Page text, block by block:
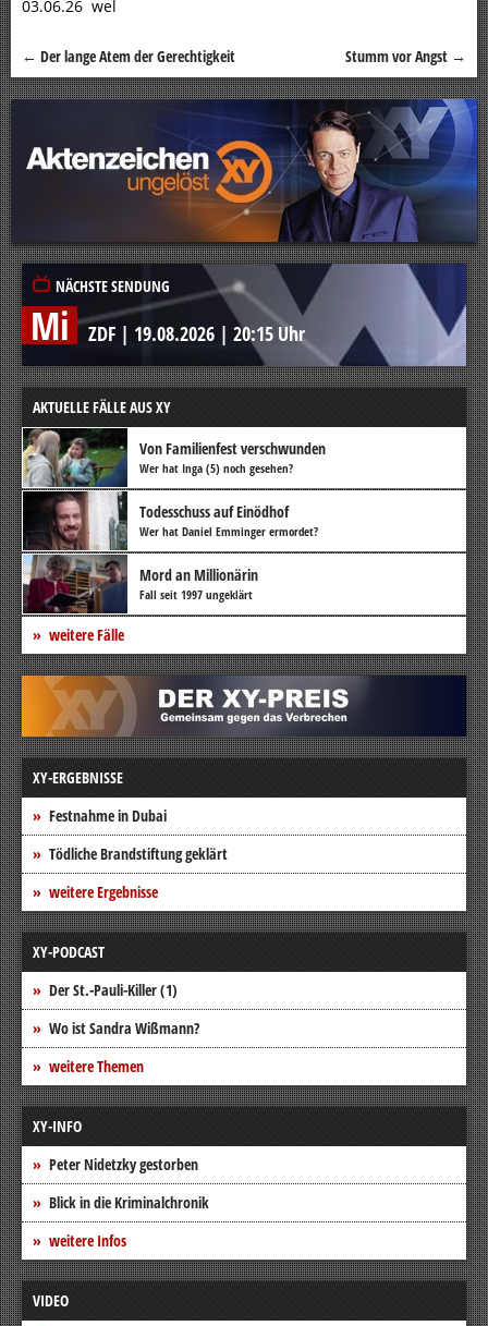
03.06.26 wel
Beitragsnavigation
← Der lange Atem der Gerechtigkeit Stumm vor Angst →
NÄCHSTE SENDUNG
Mi ZDF | 19.08.2026 | 20:15 Uhr
AKTUELLE FÄLLE AUS XY
Von Familienfest verschwunden
Wer hat Inga (5) noch gesehen?
Todesschuss auf Einödhof
Wer hat Daniel Emminger ermordet?
Mord an Millionärin
Fall seit 1997 ungeklärt
weitere Fälle
XY-ERGEBNISSE
Festnahme in Dubai
Tödliche Brandstiftung geklärt
weitere Ergebnisse
XY-PODCAST
Der St.-Pauli-Killer (1)
Wo ist Sandra Wißmann?
weitere Themen
XY-INFO
Peter Nidetzky gestorben
Blick in die Kriminalchronik
weitere Infos
VIDEO